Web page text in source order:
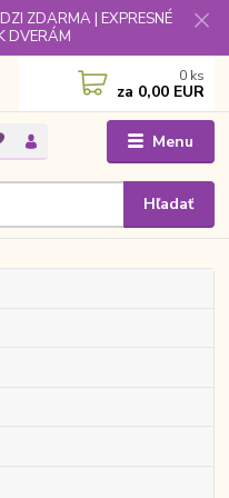
ZDARMA | EXPRESNÉ
DVERÁM
Menu
Hľadať
0 ks
za 0,00 EUR